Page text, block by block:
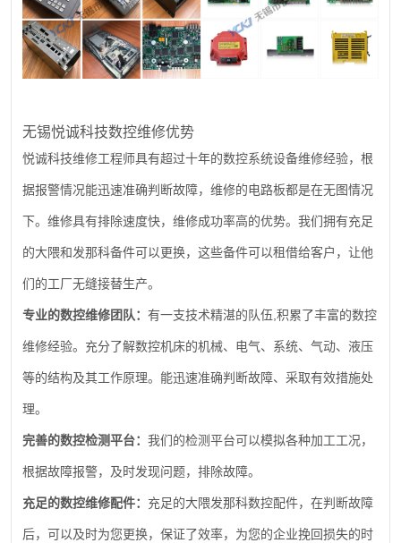
无锡悦诚科技数控维修优势
悦诚科技维修工程师具有超过十年的数控系统设备维修经验，根
据报警情况能迅速准确判断故障，维修的电路板都是在无图情况
下。维修具有排除速度快，维修成功率高的优势。我们拥有充足
的大隈和发那科备件可以更换，这些备件可以租借给客户，让他
们的工厂无缝接替生产。
专业的数控维修团队： 有一支技术精湛的队伍 ,积累了丰富的数控
维修经验。充分了解数控机床的机械、电气、系统、气动、液压
等的结构及其工作原理。能迅速准确判断故障、采取有效措施处
理。
完善的数控检测平台： 我们的检测平台可以模拟各种加工工况，
根据故障报警，及时发现问题，排除故障。
充足的数控维修配件： 充足的大隈发那科数控配件，在判断故障
后，可以及时为您更换，保证了效率，为您的企业挽回损失的时